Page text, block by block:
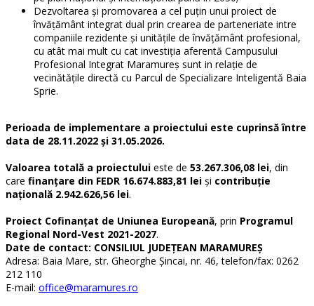
Dezvoltarea și promovarea a cel puțin unui proiect de
învăţământ integrat dual prin crearea de parteneriate intre
companiile rezidente și unitățile de învăţământ profesional,
cu atât mai mult cu cat investiția aferentă Campusului
Profesional Integrat Maramureș sunt in relație de
vecinătățile directă cu Parcul de Specializare Inteligentă Baia
Sprie.
Perioada de implementare a proiectului este cuprinsă între
data de 28.11.2022 și 31.05.2026.
Valoarea totală a proiectului este de 53.267.306,08 lei, din
care finanțare din FEDR 16.674.883,81 lei și contribuție
națională 2.942.626,56 lei.
Proiect Cofinanțat de Uniunea Europeană, prin Programul
Regional Nord-Vest 2021-2027.
Date de contact: CONSILIUL JUDEŢEAN MARAMUREŞ
Adresa: Baia Mare, str. Gheorghe Șincai, nr. 46, telefon/fax: 0262
212 110
E-mail: office@maramures.ro